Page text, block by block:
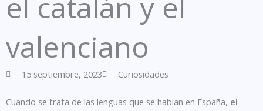
valenciano
15 septiembre, 2023 Curiosidades
Cuando se trata de las lenguas que se hablan en España, el